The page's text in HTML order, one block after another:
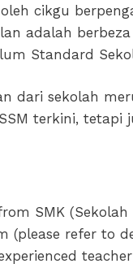
cikgu
adalah berbeza
Standard
dari sekolah
terkini,
SMK (Sekolah
(please refer to
teacher